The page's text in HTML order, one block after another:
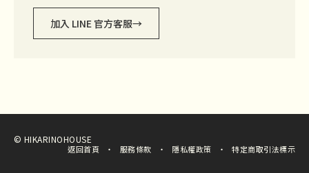
加入 LINE 官方客服→
© HIKARINOHOUSE
返回首頁 服務條款 隱私權政策 特定商取引法標示